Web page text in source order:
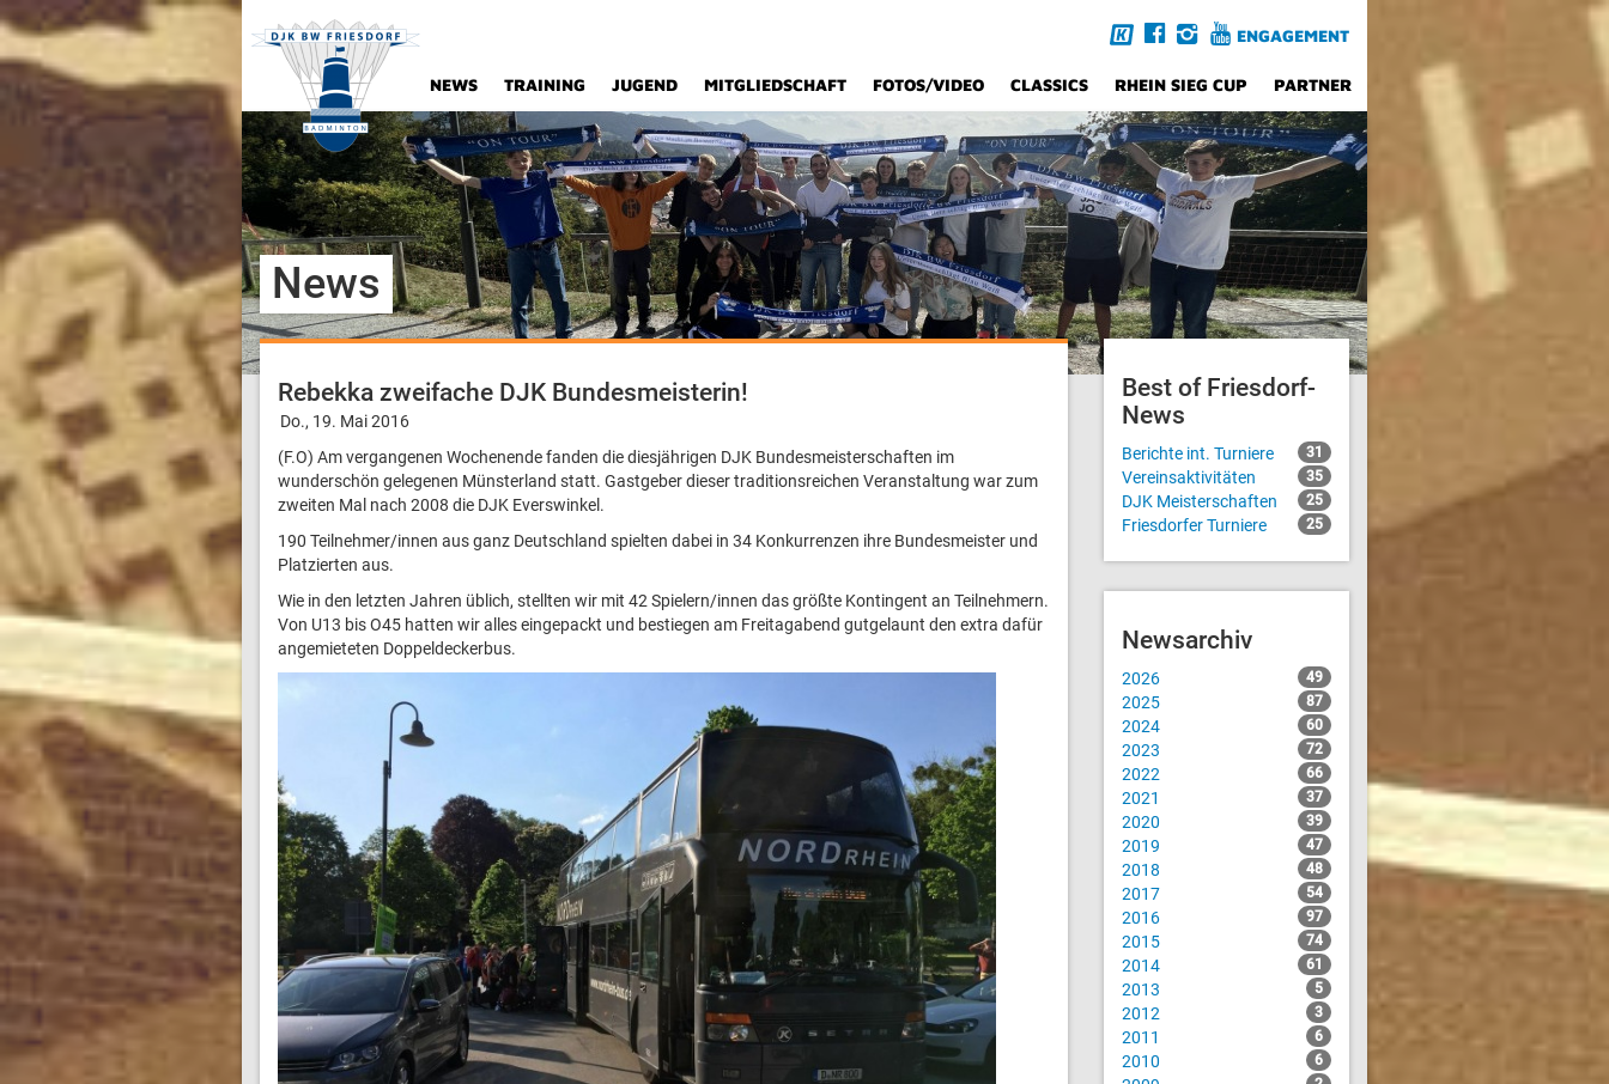
ENGAGEMENT
NEWS TRAINING JUGEND MITGLIEDSCHAFT FOTOS/VIDEO CLASSICS RHEIN SIEG CUP PARTNER
News
Rebekka zweifache DJK Bundesmeisterin!
Do., 19. Mai 2016
(F.O) Am vergangenen Wochenende fanden die diesjährigen DJK Bundesmeisterschaften im
wunderschön gelegenen Münsterland statt. Gastgeber dieser traditionsreichen Veranstaltung war zum
zweiten Mal nach 2008 die DJK Everswinkel.
190 Teilnehmer/innen aus ganz Deutschland spielten dabei in 34 Konkurrenzen ihre Bundesmeister und
Platzierten aus.
Wie in den letzten Jahren üblich, stellten wir mit 42 Spielern/innen das größte Kontingent an Teilnehmern.
Von U13 bis O45 hatten wir alles eingepackt und bestiegen am Freitagabend gutgelaunt den extra dafür
angemieteten Doppeldeckerbus.
Best of Friesdorf-
News
Berichte int. Turniere 31
Vereinsaktivitäten 35
DJK Meisterschaften 25
Friesdorfer Turniere 25
Newsarchiv
2026 49
2025 87
2024 60
2023 72
2022 66
2021 37
2020 39
2019 47
2018 48
2017 54
2016 97
2015 74
2014 61
2013 5
2012 3
2011 6
2010 6